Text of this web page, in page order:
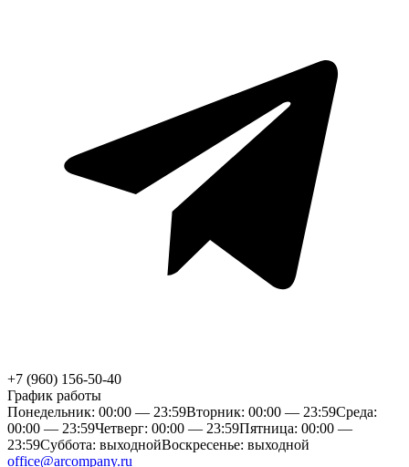
+7 (960) 156-50-40
График работы
Понедельник: 00:00 — 23:59Вторник: 00:00 — 23:59Среда:
00:00 — 23:59Четверг: 00:00 — 23:59Пятница: 00:00 —
23:59Суббота: выходнойВоскресенье: выходной
office@arcompany.ru